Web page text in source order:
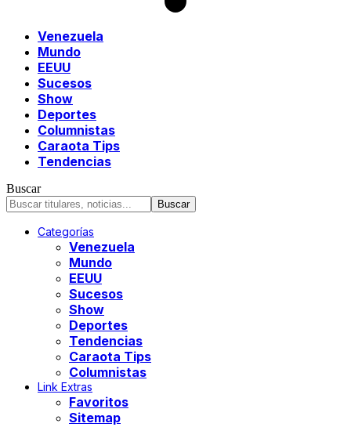
Venezuela
Mundo
EEUU
Sucesos
Show
Deportes
Columnistas
Caraota Tips
Tendencias
Buscar
Categorías
Venezuela
Mundo
EEUU
Sucesos
Show
Deportes
Tendencias
Caraota Tips
Columnistas
Link Extras
Favoritos
Sitemap